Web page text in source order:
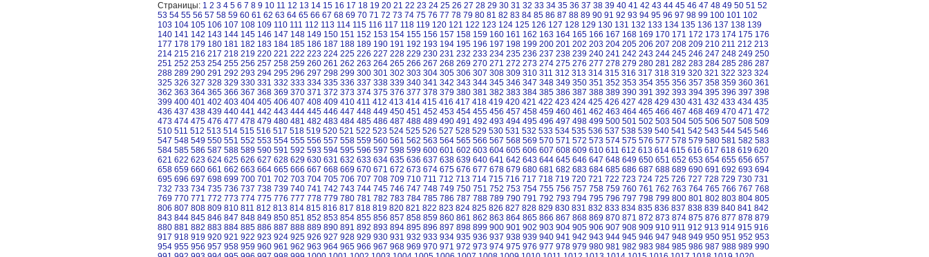
Страницы: 1 2 3 4 5 6 7 8 9 10 11 12 13 14 15 16 17 18 19 20 21 22 23 24 25 26 27 28 29 30 31 32 33 34 35 36 37 38 39 40 41 42 43 44 45 46 47 48 49 50 51 52
53 54 55 56 57 58 59 60 61 62 63 64 65 66 67 68 69 70 71 72 73 74 75 76 77 78 79 80 81 82 83 84 85 86 87 88 89 90 91 92 93 94 95 96 97 98 99 100 101 102
103 104 105 106 107 108 109 110 111 112 113 114 115 116 117 118 119 120 121 122 123 124 125 126 127 128 129 130 131 132 133 134 135 136 137 138 139
140 141 142 143 144 145 146 147 148 149 150 151 152 153 154 155 156 157 158 159 160 161 162 163 164 165 166 167 168 169 170 171 172 173 174 175 176
177 178 179 180 181 182 183 184 185 186 187 188 189 190 191 192 193 194 195 196 197 198 199 200 201 202 203 204 205 206 207 208 209 210 211 212 213
214 215 216 217 218 219 220 221 222 223 224 225 226 227 228 229 230 231 232 233 234 235 236 237 238 239 240 241 242 243 244 245 246 247 248 249 250
251 252 253 254 255 256 257 258 259 260 261 262 263 264 265 266 267 268 269 270 271 272 273 274 275 276 277 278 279 280 281 282 283 284 285 286 287
288 289 290 291 292 293 294 295 296 297 298 299 300 301 302 303 304 305 306 307 308 309 310 311 312 313 314 315 316 317 318 319 320 321 322 323 324
325 326 327 328 329 330 331 332 333 334 335 336 337 338 339 340 341 342 343 344 345 346 347 348 349 350 351 352 353 354 355 356 357 358 359 360 361
362 363 364 365 366 367 368 369 370 371 372 373 374 375 376 377 378 379 380 381 382 383 384 385 386 387 388 389 390 391 392 393 394 395 396 397 398
399 400 401 402 403 404 405 406 407 408 409 410 411 412 413 414 415 416 417 418 419 420 421 422 423 424 425 426 427 428 429 430 431 432 433 434 435
436 437 438 439 440 441 442 443 444 445 446 447 448 449 450 451 452 453 454 455 456 457 458 459 460 461 462 463 464 465 466 467 468 469 470 471 472
473 474 475 476 477 478 479 480 481 482 483 484 485 486 487 488 489 490 491 492 493 494 495 496 497 498 499 500 501 502 503 504 505 506 507 508 509
510 511 512 513 514 515 516 517 518 519 520 521 522 523 524 525 526 527 528 529 530 531 532 533 534 535 536 537 538 539 540 541 542 543 544 545 546
547 548 549 550 551 552 553 554 555 556 557 558 559 560 561 562 563 564 565 566 567 568 569 570 571 572 573 574 575 576 577 578 579 580 581 582 583
584 585 586 587 588 589 590 591 592 593 594 595 596 597 598 599 600 601 602 603 604 605 606 607 608 609 610 611 612 613 614 615 616 617 618 619 620
621 622 623 624 625 626 627 628 629 630 631 632 633 634 635 636 637 638 639 640 641 642 643 644 645 646 647 648 649 650 651 652 653 654 655 656 657
658 659 660 661 662 663 664 665 666 667 668 669 670 671 672 673 674 675 676 677 678 679 680 681 682 683 684 685 686 687 688 689 690 691 692 693 694
695 696 697 698 699 700 701 702 703 704 705 706 707 708 709 710 711 712 713 714 715 716 717 718 719 720 721 722 723 724 725 726 727 728 729 730 731
732 733 734 735 736 737 738 739 740 741 742 743 744 745 746 747 748 749 750 751 752 753 754 755 756 757 758 759 760 761 762 763 764 765 766 767 768
769 770 771 772 773 774 775 776 777 778 779 780 781 782 783 784 785 786 787 788 789 790 791 792 793 794 795 796 797 798 799 800 801 802 803 804 805
806 807 808 809 810 811 812 813 814 815 816 817 818 819 820 821 822 823 824 825 826 827 828 829 830 831 832 833 834 835 836 837 838 839 840 841 842
843 844 845 846 847 848 849 850 851 852 853 854 855 856 857 858 859 860 861 862 863 864 865 866 867 868 869 870 871 872 873 874 875 876 877 878 879
880 881 882 883 884 885 886 887 888 889 890 891 892 893 894 895 896 897 898 899 900 901 902 903 904 905 906 907 908 909 910 911 912 913 914 915 916
917 918 919 920 921 922 923 924 925 926 927 928 929 930 931 932 933 934 935 936 937 938 939 940 941 942 943 944 945 946 947 948 949 950 951 952 953
954 955 956 957 958 959 960 961 962 963 964 965 966 967 968 969 970 971 972 973 974 975 976 977 978 979 980 981 982 983 984 985 986 987 988 989 990